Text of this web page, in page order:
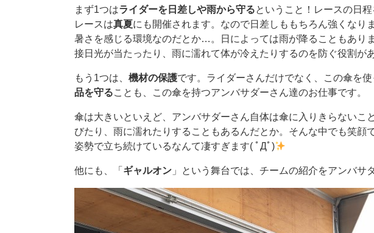
まず1つはライダーを日差しや雨から守るということ！レースの日
レースは真夏にも開催されます。なので日差しももちろん強くなり
暑さを感じる環境なのだとか…。日によっては雨が降ることもあり
接日光が当たったり、雨に濡れて体が冷えたりするのを防ぐ役割が
もう1つは、 機材の保護です。ライダーさんだけでなく、この傘を
品を守ることも、この傘を持つアンバサダーさん達のお仕事です。
傘は大きいといえど、アンバサダーさん自体は傘に入りきらないこ
びたり、雨に濡れたりすることもあるんだとか。そんな中でも笑顔
姿勢で立ち続けているなんて凄すぎます( ﾟДﾟ)
他にも、「 ギャルオン 」という舞台では、チームの紹介をアンバサ